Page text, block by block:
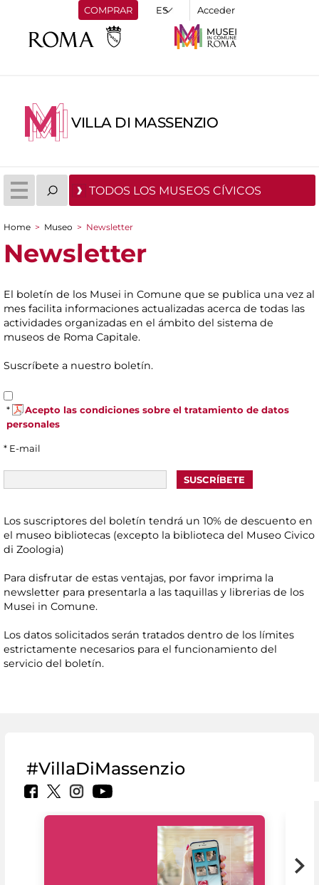
COMPRAR Acceder
VILLA DI MASSENZIO
TODOS LOS MUSEOS CÍVICOS
You are here
Home > Museo > Newsletter
Newsletter
El boletín de los Musei in Comune que se publica una vez al
mes facilita informaciones actualizadas acerca de todas las
actividades organizadas en el ámbito del sistema de
museos de Roma Capitale.
Suscríbete a nuestro boletín.
*
Acepto las condiciones sobre el tratamiento de datos
personales
* E-mail
Los suscriptores del boletín tendrá un 10% de descuento en
el museo bibliotecas (excepto la biblioteca del Museo Civico
di Zoologia)
Para disfrutar de estas ventajas, por favor imprima la
newsletter para presentarla a las taquillas y librerias de los
Musei in Comune.
Los datos solicitados serán tratados dentro de los límites
estrictamente necesarios para el funcionamiento del
servicio del boletín.
#VillaDiMassenzio